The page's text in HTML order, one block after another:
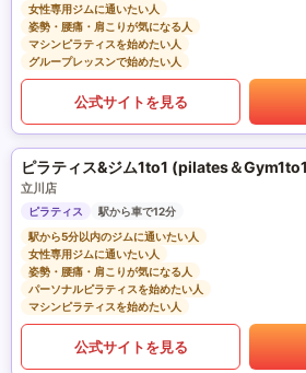
女性専用ジムに通いたい人
姿勢・腰痛・肩こりが気になる人
マシンピラティスを始めたい人
グループレッスンで始めたい人
公式サイトを見る
ピラティス&ジム1to1 (pilates＆
立川店
ピラティス
駅から車で12分
駅から5分以内のジムに通いたい人
女性専用ジムに通いたい人
姿勢・腰痛・肩こりが気になる人
パーソナルピラティスを始めたい人
マシンピラティスを始めたい人
公式サイトを見る